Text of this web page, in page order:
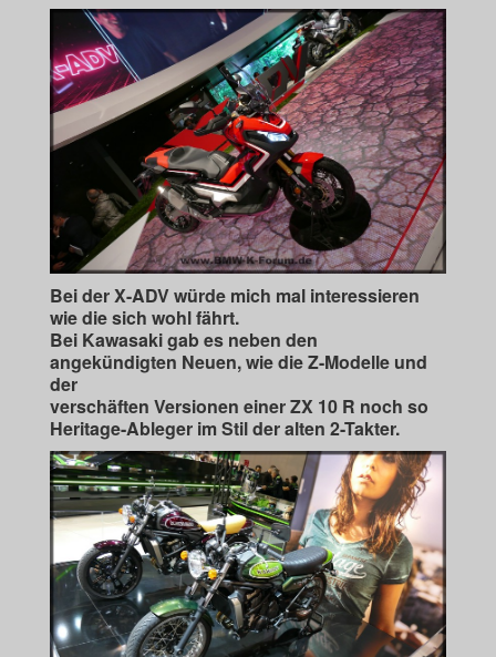
Bei der X-ADV würde mich mal interessieren
wie die sich wohl fährt.
Bei Kawasaki gab es neben den
angekündigten Neuen, wie die Z-Modelle und
der
verschäften Versionen einer ZX 10 R noch so
Heritage-Ableger im Stil der alten 2-Takter.